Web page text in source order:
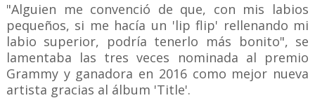
"Alguien me convenció de que, con mis labios
pequeños, si me hacía un 'lip flip' rellenando mi
labio superior, podría tenerlo más bonito", se
lamentaba las tres veces nominada al premio
Grammy y ganadora en 2016 como mejor nueva
artista gracias al álbum 'Title'.